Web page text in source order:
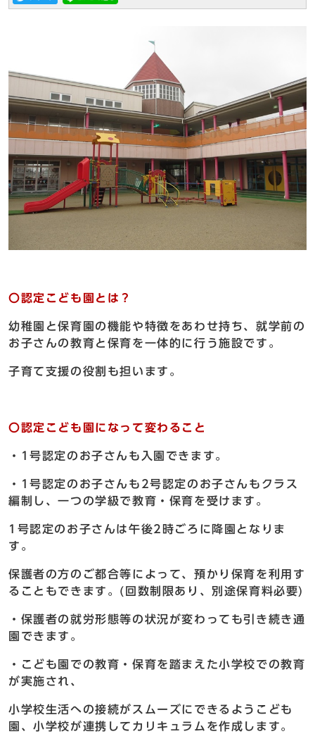
〇認定こども園とは？
幼稚園と保育園の機能や特徴をあわせ持ち、就学前の
お子さんの教育と保育を一体的に行う施設です。
子育て支援の役割も担います。
〇認定こども園になって変わること
・1号認定のお子さんも入園できます。
・1号認定のお子さんも2号認定のお子さんもクラス
編制し、一つの学級で教育・保育を受けます。
1号認定のお子さんは午後2時ごろに降園となりま
す。
保護者の方のご都合等によって、預かり保育を利用す
ることもできます。(回数制限あり、別途保育料必要)
・保護者の就労形態等の状況が変わっても引き続き通
園できます。
・こども園での教育・保育を踏まえた小学校での教育
が実施され、
小学校生活への接続がスムーズにできるようこども
園、小学校が連携してカリキュラムを作成します。